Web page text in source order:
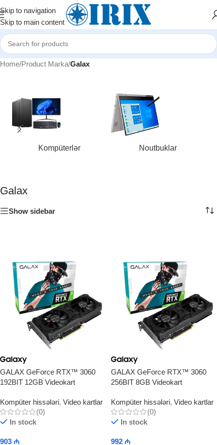
Skip to navigation
Skip to main content
Home/Product Marka/Galax
Kompüterlər Noutbuklar
Galax
Show sidebar
GALAX GeForce RTX™ 3060
192BIT 12GB Videokart
Kompüter hissələri, Video kartlar
(0)
In stock
903 ₼
GALAX GeForce RTX™ 3060
256BIT 8GB Videokart
Kompüter hissələri, Video kartlar
(0)
In stock
992 ₼